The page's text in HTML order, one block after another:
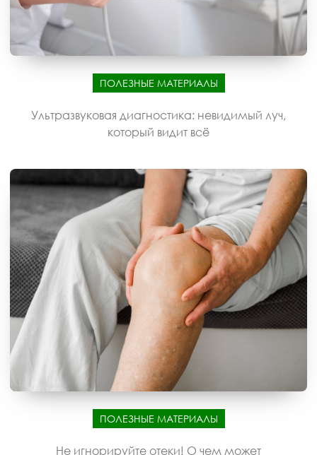
ПОЛЕЗНЫЕ МАТЕРИАЛЫ
Ультразвуковая диагностика: невидимый луч,
который видит всё
ПОЛЕЗНЫЕ МАТЕРИАЛЫ
Не игнорируйте отеки! О чем может